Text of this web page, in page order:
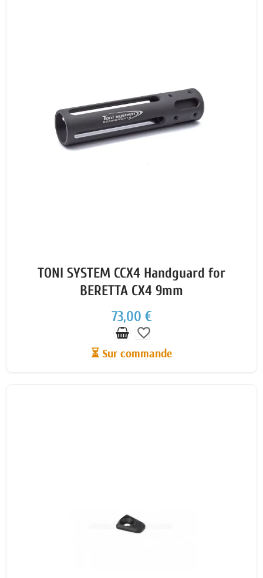
TONI SYSTEM CCX4 Handguard for
BERETTA CX4 9mm
73,00 €
favorite_border
⏳ Sur commande